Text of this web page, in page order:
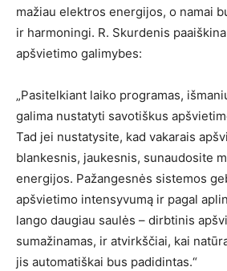
mažiau elektros energijos, o namai
ir harmoningi. R. Skurdenis
apšvietimo galimybes:
„Pasitelkiant laiko programas,
galima nustatyti savotiškus
Tad jei nustatysite, kad vakarais
blankesnis, jaukesnis, sunaudosite
energijos. Pažangesnės sistemos
apšvietimo intensyvumą ir pagal
lango daugiau saulės – dirbtinis
sumažinamas, ir atvirkščiai, kai
jis automatiškai bus padidintas.“